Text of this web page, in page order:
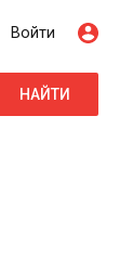
Войти
НАЙТИ